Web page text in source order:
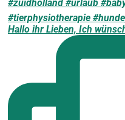
Hallo ihr Lieben, Ich